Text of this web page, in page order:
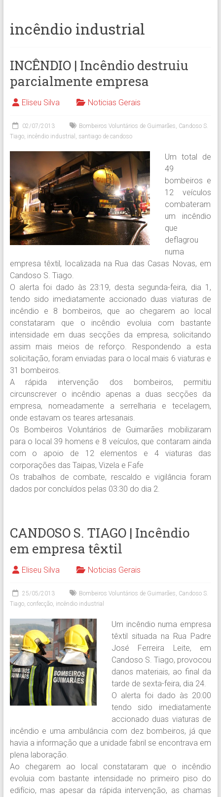
incêndio industrial
INCÊNDIO | Incêndio destruiu
parcialmente empresa
Eliseu Silva Noticias Gerais
02/07/2013 Bombeiros Voluntários de Guimarães, Candoso S.
Tiago, incêndio industrial , santiago de candoso
Um total de
49
bombeiros e
12 veículos
combateram
um incêndio
que
deflagrou
numa
empresa têxtil, localizada na Rua das Casas Novas, em
Candoso S. Tiago.
O alerta foi dado às 23:19, desta segunda-feira, dia 1,
tendo sido imediatamente accionado duas viaturas de
incêndio e 8 bombeiros, que ao chegarem ao local
constataram que o incêndio evoluia com bastante
intensidade em duas secções da empresa, solicitando
assim mais meios de reforço. Respondendo a esta
solicitação, foram enviadas para o local mais 6 viaturas e
31 bombeiros.
A rápida intervenção dos bombeiros, permitiu
circunscrever o incêndio apenas a duas secções da
empresa, nomeadamente a serrelharia e tecelagem,
onde estavam os teares artesanais.
Os Bombeiros Voluntários de Guimarães mobilizaram
para o local 39 homens e 8 veículos, que contaram ainda
com o apoio de 12 elementos e 4 viaturas das
corporações das Taipas, Vizela e Fafe
Os trabalhos de combate, rescaldo e vigilância foram
dados por concluídos pelas 03:30 do dia 2.
CANDOSO S. TIAGO | Incêndio
em empresa têxtil
Eliseu Silva Noticias Gerais
25/05/2013 Bombeiros Voluntários de Guimarães, Candoso S.
Tiago, confecção, incêndio industrial
Um incêndio numa empresa
têxtil situada na Rua Padre
José Ferreira Leite, em
Candoso S. Tiago, provocou
danos materiais, ao final da
tarde de sexta-feira, dia 24.
O alerta foi dado às 20:00
tendo sido imediatamente
accionado duas viaturas de
incêndio e uma ambulância com dez bombeiros, já que
havia a informação que a unidade fabril se encontrava em
plena laboração.
Ao chegarem ao local constataram que o incêndio
evoluia com bastante intensidade no primeiro piso do
edifício, mas apesar da rápida intervenção, as chamas